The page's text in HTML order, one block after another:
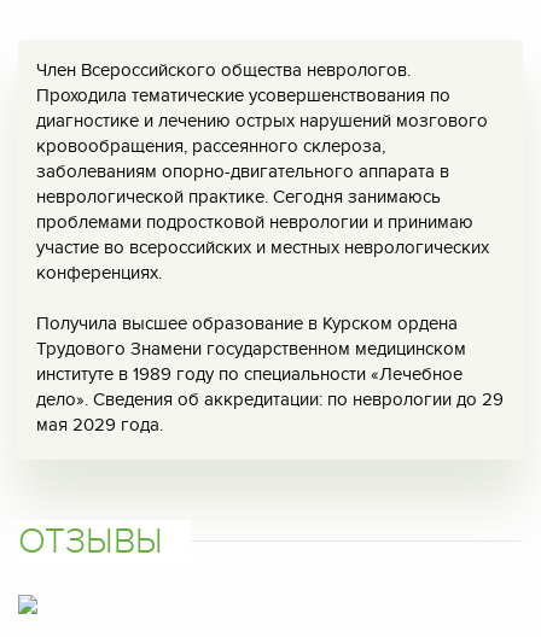
Член Всероссийского общества неврологов.
Проходила тематические усовершенствования по
диагностике и лечению острых нарушений мозгового
кровообращения, рассеянного склероза,
заболеваниям опорно-двигательного аппарата в
неврологической практике. Сегодня занимаюсь
проблемами подростковой неврологии и принимаю
участие во всероссийских и местных неврологических
конференциях.
Получила высшее образование в Курском ордена
Трудового Знамени государственном медицинском
институте в 1989 году по специальности «Лечебное
дело». Сведения об аккредитации: по неврологии до 29
мая 2029 года.
ОТЗЫВЫ